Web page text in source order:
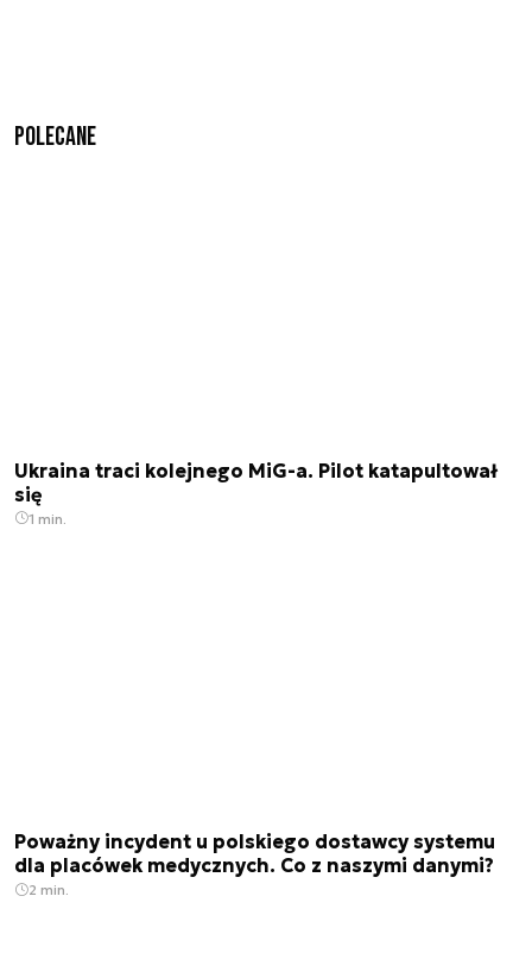
Polecane
Ukraina traci kolejnego MiG-a. Pilot katapultował
się
1 min.
Poważny incydent u polskiego dostawcy systemu
dla placówek medycznych. Co z naszymi danymi?
2 min.